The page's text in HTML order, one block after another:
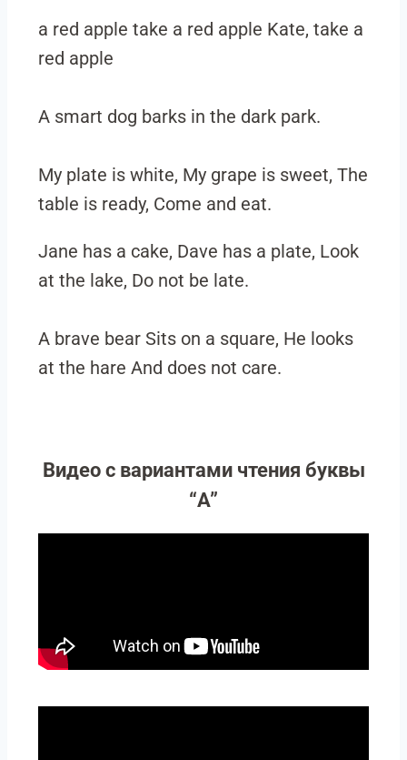
a red apple take a red apple Kate, take a
red apple
A smart dog barks in the dark park.
My plate is white, My grape is sweet, The
table is ready, Come and eat.
Jane has a cake, Dave has a plate, Look
at the lake, Do not be late.
A brave bear Sits on a square, He looks
at the hare And does not care.
Видео с вариантами чтения буквы
“A”